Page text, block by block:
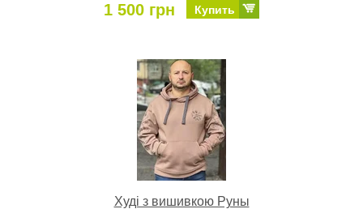
1 500 грн Купить
Худі з вишивкою Руны